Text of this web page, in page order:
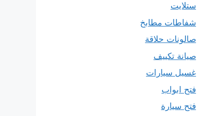
ستلايت
شفاطات مطابخ
صالونات حلاقة
صيانة تكييف
غسيل سيارات
فتح ابواب
فتح سيارة